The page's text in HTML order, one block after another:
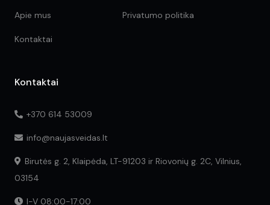
Apie mus
Kontaktai
Privatumo politika
Kontaktai
+370 614 53009
info@naujasveidas.lt
Birutės g. 2, Klaipėda, LT-91203 ir Riovonių g. 2C, Vilnius,
03154
I-V 08:00-17:00